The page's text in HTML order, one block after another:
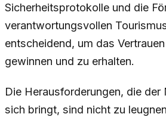
Sicherheitsprotokolle und die
verantwortungsvollen
entscheidend, um das
gewinnen und zu erhalten.
Die Herausforderungen, die
sich bringt, sind nicht zu